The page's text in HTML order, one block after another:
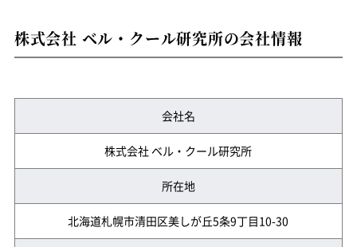
株式会社 ベル・クール研究所の会社情報
会社名
株式会社 ベル・クール研究所
所在地
北海道札幌市清田区美しが丘5条9丁目10-30